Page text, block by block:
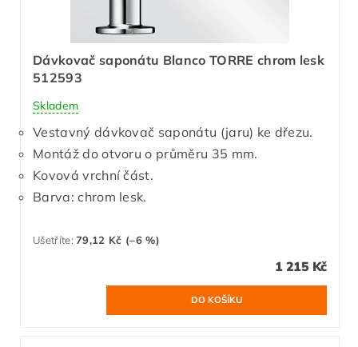
Dávkovač saponátu Blanco TORRE chrom lesk
512593
Skladem
Vestavný dávkovač saponátu (jaru) ke dřezu.
Montáž do otvoru o průměru 35 mm.
Kovová vrchní část.
Barva: chrom lesk.
Ušetříte:79,12 Kč (–6 %)
1 215 Kč